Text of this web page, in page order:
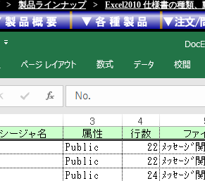
> 製品ラインナップ > Excel2010 仕様書の種類